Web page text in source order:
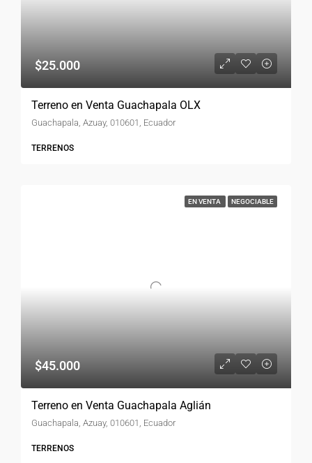
$25.000
Terreno en Venta Guachapala OLX
Guachapala, Azuay, 010601, Ecuador
TERRENOS
EN VENTA NEGOCIABLE
$45.000
Terreno en Venta Guachapala Aglián
Guachapala, Azuay, 010601, Ecuador
TERRENOS